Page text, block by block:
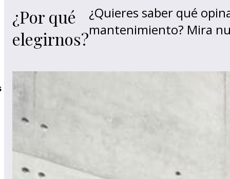
¿Por qué
elegirnos?
¿Quieres saber qué
mantenimiento? Mira